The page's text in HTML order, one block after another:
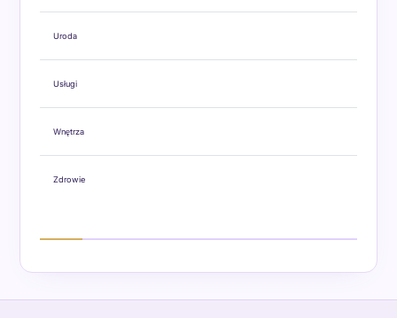
Uroda
Usługi
Wnętrza
Zdrowie